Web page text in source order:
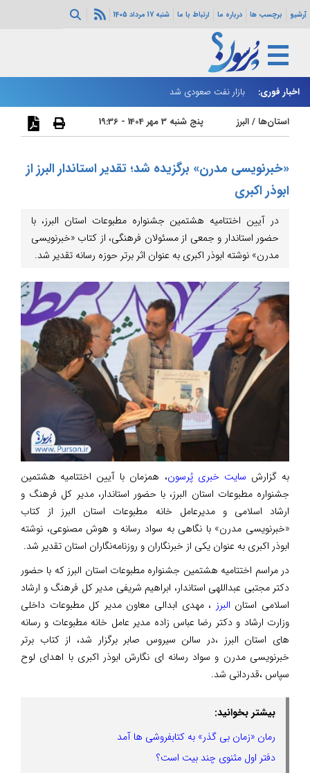
آرشیو برچسب ها درباره ما ارتباط با ما شنبه 17 مرداد 1405
اخبار فوری: بازار نفت صعودی شد
استان‌ها /البرز پنج شنبه 3 مهر 1404 - 19:36
«خبرنویسی مدرن» برگزیده شد؛ تقدیر استاندار البرز از
ابوذر اکبری
در آیین اختتامیه هشتمین جشنواره مطبوعات استان البرز، با
حضور استاندار و جمعی از مسئولان فرهنگی، از کتاب «خبرنویسی
مدرن» نوشته ابوذر اکبری به عنوان اثر برتر حوزه رسانه تقدیر شد.
به گزارش سایت خبری پُرسون، همزمان با آیین اختتامیه هشتمین
جشنواره مطبوعات استان البرز، با حضور استاندار، مدیر کل فرهنگ و
ارشاد اسلامی و مدیرعامل خانه مطبوعات استان البرز از کتاب
«خبرنویسی مدرن» با نگاهی به سواد رسانه و هوش مصنوعی، نوشته
ابوذر اکبری به عنوان یکی از خبرنگاران و روزنامه‌نگاران استان تقدیر شد.
در مراسم اختتامیه هشتمین جشنواره مطبوعات استان البرز که با حضور
دکتر مجتبی عبداللهی استاندار، ابراهیم شریفی مدیر کل فرهنگ و ارشاد
اسلامی استان البرز ، مهدی ابدالی معاون مدیر کل مطبوعات داخلی
وزارت ارشاد و دکتر رضا عباس زاده مدیر عامل خانه مطبوعات و رسانه
های استان البرز ،در سالن سیروس صابر برگزار شد، از کتاب برتر
خبرنویسی مدرن و سواد رسانه ای نگارش ابوذر اکبری با اهدای لوح
سپاس ،قدردانی شد.
بیشتر بخوانید:
رمان «زمان بی گذر» به کتابفروشی ها آمد
دفتر اول مثنوی چند بیت است؟